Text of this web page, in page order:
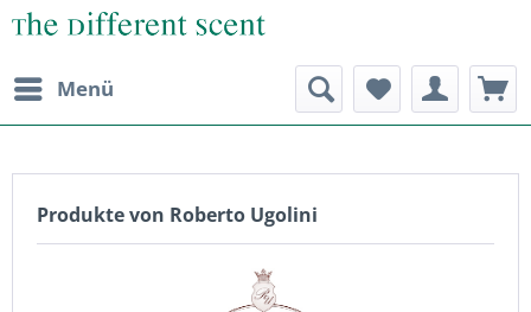
Menü
Produkte von Roberto Ugolini